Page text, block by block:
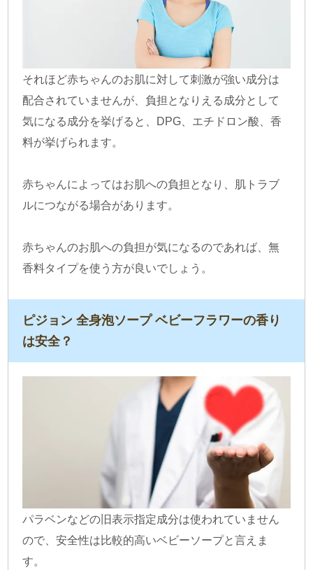
それほど赤ちゃんのお肌に対して刺激が強い成分は
配合されていませんが、負担となりえる成分として
気になる成分を挙げると、DPG、エチドロン酸、香
料が挙げられます。
赤ちゃんによってはお肌への負担となり、肌トラブ
ルにつながる場合があります。
赤ちゃんのお肌への負担が気になるのであれば、無
香料タイプを使う方が良いでしょう。
ピジョン 全身泡ソープ ベビーフラワーの香り
は安全？
パラベンなどの旧表示指定成分は使われていません
ので、安全性は比較的高いベビーソープと言えま
す。